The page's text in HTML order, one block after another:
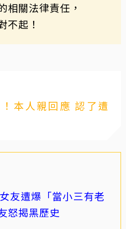
相關法律責任，
不起！
本人親回應 認了遭
友遭爆「當小三有老
怒揭黑歷史